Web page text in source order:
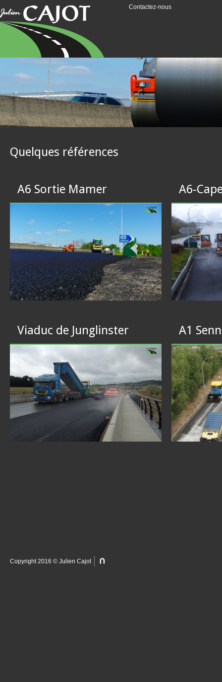
Contactez-nous
Quelques références
A6 Sortie Mamer A6-
Viaduc de Junglinster A1
Copyright 2016 © Julien Cajot